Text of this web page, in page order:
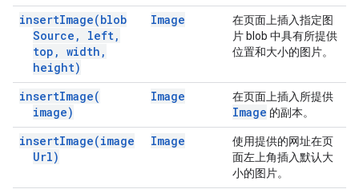
insertImage(blob
Source , left,
top , width ,
height)
Image
在页面上插入指定图
片 blob 中具有所提供
位置和大小的图片。
insertImage(
image)
Image 在页面上插入所提供
Image 的副本。
insertImage(image
Url)
Image
使用提供的网址在页
面左上角插入默认大
小的图片。